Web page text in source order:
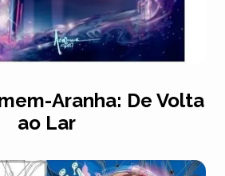
Aranha: De Volta
ao Lar